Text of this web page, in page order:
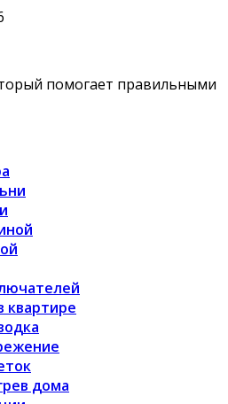
помогает правильными
квартире
дома